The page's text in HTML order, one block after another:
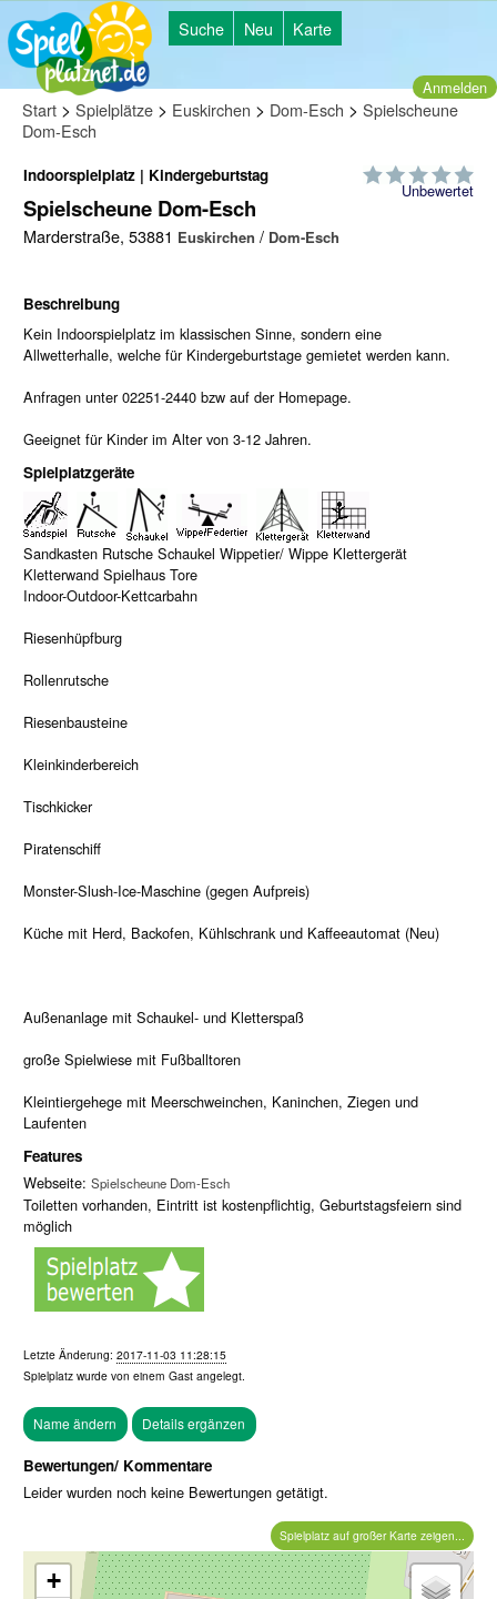
Suche Neu Karte
Anmelden
Start > Spielplätze > Euskirchen > Dom-Esch > Spielscheune
Dom-Esch
Unbewertet
Indoorspielplatz | Kindergeburtstag
Spielscheune Dom-Esch
Marderstraße, 53881 Euskirchen / Dom-Esch
Beschreibung
Kein Indoorspielplatz im klassischen Sinne, sondern eine
Allwetterhalle, welche für Kindergeburtstage gemietet werden kann.
Anfragen unter 02251-2440 bzw auf der Homepage.
Geeignet für Kinder im Alter von 3-12 Jahren.
Spielplatzgeräte
Sandkasten Rutsche Schaukel Wippetier/ Wippe Klettergerät
Kletterwand Spielhaus Tore
Indoor-Outdoor-Kettcarbahn
Riesenhüpfburg
Rollenrutsche
Riesenbausteine
Kleinkinderbereich
Tischkicker
Piratenschiff
Monster-Slush-Ice-Maschine (gegen Aufpreis)
Küche mit Herd, Backofen, Kühlschrank und Kaffeeautomat (Neu)
Außenanlage mit Schaukel- und Kletterspaß
große Spielwiese mit Fußballtoren
Kleintiergehege mit Meerschweinchen, Kaninchen, Ziegen und
Laufenten
Features
Webseite: Spielscheune Dom-Esch
Toiletten vorhanden, Eintritt ist kostenpflichtig, Geburtstagsfeiern sind
möglich
Letzte Änderung: 2017-11-03 11:28:15
Spielplatz wurde von einem Gast angelegt.
Bewertungen/ Kommentare
Leider wurden noch keine Bewertungen getätigt.
Spielplatz auf großer Karte zeigen...
+